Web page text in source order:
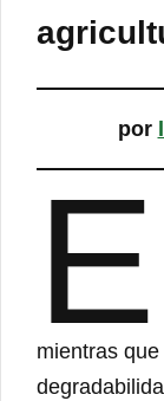
por
E
mientras